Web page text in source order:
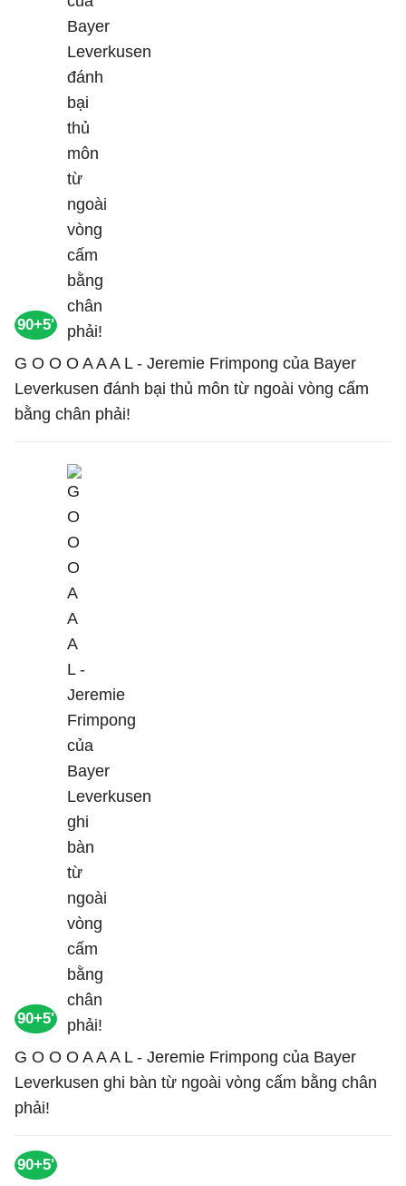
90+5'
G O O O A A A L - Jeremie Frimpong của Bayer
Leverkusen đánh bại thủ môn từ ngoài vòng cấm
bằng chân phải!
90+5'
G O O O A A A L - Jeremie Frimpong của Bayer
Leverkusen ghi bàn từ ngoài vòng cấm bằng chân
phải!
90+5'